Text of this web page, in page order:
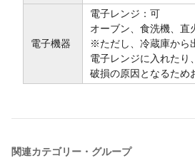
電子機器
電子レンジ：可
オーブン、食洗機、直
※ただし、冷蔵庫から
電子レンジに入れたり
破損の原因となるため
関連カテゴリー・グループ